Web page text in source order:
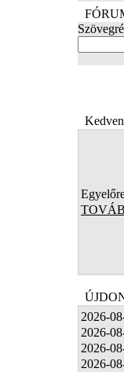
2026-
2026-
2026-
2026-